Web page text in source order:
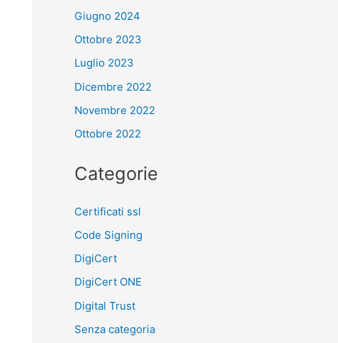
Giugno 2024
Ottobre 2023
Luglio 2023
Dicembre 2022
Novembre 2022
Ottobre 2022
Categorie
Certificati ssl
Code Signing
DigiCert
DigiCert ONE
Digital Trust
Senza categoria